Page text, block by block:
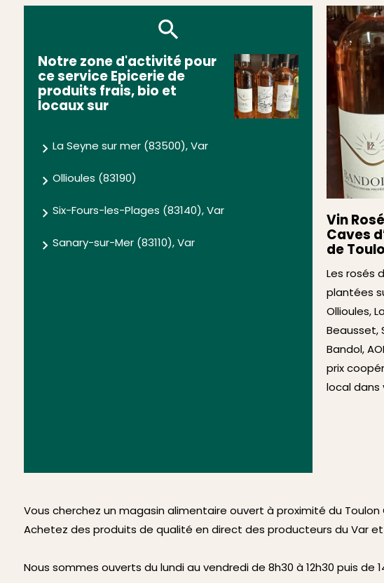
Notre zone d'activité pour
ce service Epicerie de
produits frais, bio et
locaux sur
La Seyne sur mer (83500), Var
Ollioules (83190)
Six-Fours-les-Plages (83140), Var
Sanary-sur-Mer (83110), Var
Vin
Caves
de
Les rosés
plantées
Ollioules,
Beausset,
Bandol,
prix
local dans
Vous cherchez un magasin alimentaire ouvert à proximité du Toulon
Achetez des produits de qualité en direct des producteurs du Var
Nous sommes ouverts du lundi au vendredi de 8h30 à 12h30 puis de